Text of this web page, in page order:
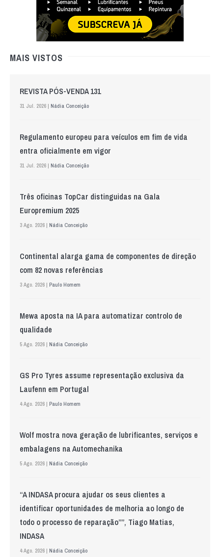
MAIS VISTOS
REVISTA PÓS-VENDA 131
31 Jul. 2026 | Nádia Conceição
Regulamento europeu para veículos em fim de vida
entra oficialmente em vigor
31 Jul. 2026 | Nádia Conceição
Três oficinas TopCar distinguidas na Gala
Europremium 2025
3 Ago. 2026 | Nádia Conceição
Continental alarga gama de componentes de direção
com 82 novas referências
3 Ago. 2026 | Paulo Homem
Mewa aposta na IA para automatizar controlo de
qualidade
5 Ago. 2026 | Nádia Conceição
GS Pro Tyres assume representação exclusiva da
Laufenn em Portugal
4 Ago. 2026 | Paulo Homem
Wolf mostra nova geração de lubrificantes, serviços e
embalagens na Automechanika
5 Ago. 2026 | Nádia Conceição
“A INDASA procura ajudar os seus clientes a
identificar oportunidades de melhoria ao longo de
todo o processo de reparação””, Tiago Matias,
INDASA
4 Ago. 2026 | Nádia Conceição